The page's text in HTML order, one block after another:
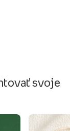
svoje